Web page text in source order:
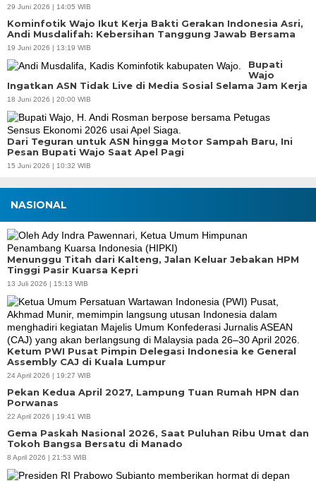
29 Juni 2026 | 14:05 WIB
Kominfotik Wajo Ikut Kerja Bakti Gerakan Indonesia Asri,
Andi Musdalifah: Kebersihan Tanggung Jawab Bersama
19 Juni 2026 | 13:19 WIB
Bupati
Wajo
Ingatkan ASN Tidak Live di Media Sosial Selama Jam Kerja
18 Juni 2026 | 20:00 WIB
Dari Teguran untuk ASN hingga Motor Sampah Baru, Ini
Pesan Bupati Wajo Saat Apel Pagi
15 Juni 2026 | 10:32 WIB
NASIONAL
Menunggu Titah dari Kalteng, Jalan Keluar Jebakan HPM
Tinggi Pasir Kuarsa Kepri
13 Juli 2026 | 15:13 WIB
Ketum PWI Pusat Pimpin Delegasi Indonesia ke General
Assembly CAJ di Kuala Lumpur
24 April 2026 | 19:27 WIB
Pekan Kedua April 2027, Lampung Tuan Rumah HPN dan
Porwanas
22 April 2026 | 19:41 WIB
Gema Paskah Nasional 2026, Saat Puluhan Ribu Umat dan
Tokoh Bangsa Bersatu di Manado
8 April 2026 | 21:53 WIB